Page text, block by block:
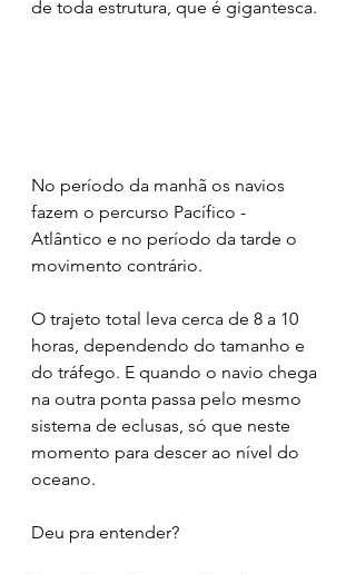
de toda estrutura, que é gigantesca.
No período da manhã os navios
fazem o percurso Pacífico -
Atlântico e no período da tarde o
movimento contrário.
O trajeto total leva cerca de 8 a 10
horas, dependendo do tamanho e
do tráfego. E quando o navio chega
na outra ponta passa pelo mesmo
sistema de eclusas, só que neste
momento para descer ao nível do
oceano.
Deu pra entender?